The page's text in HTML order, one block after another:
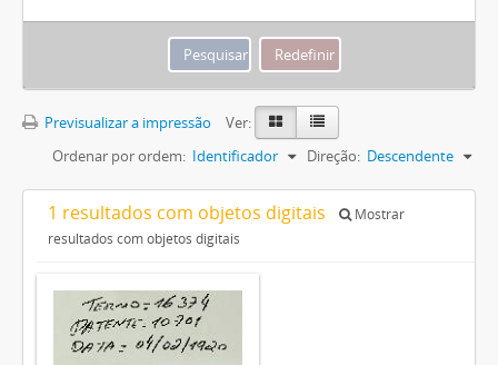
Previsualizar a impressão
Ver:
Ordenar por ordem: Identificador Direção: Descendente
1 resultados com objetos digitais
Mostrar
resultados com objetos digitais